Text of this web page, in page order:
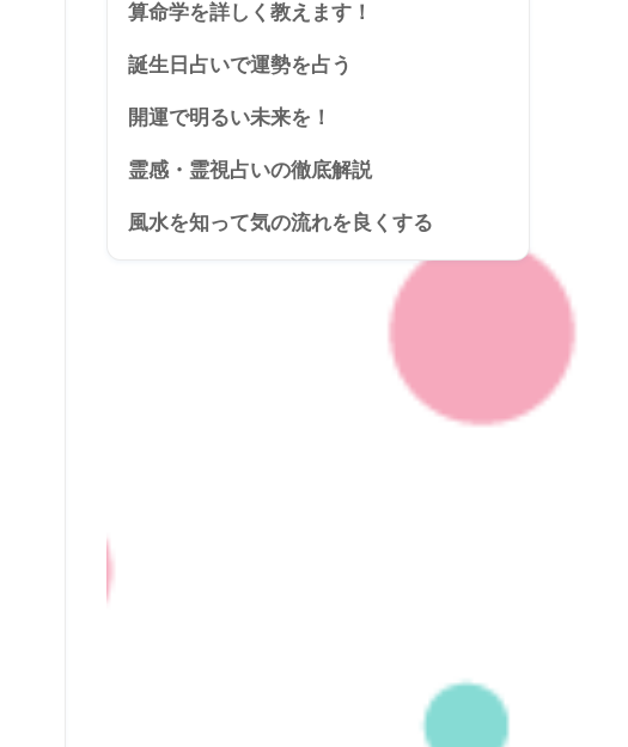
算命学を詳しく教えます！
誕生日占いで運勢を占う
開運で明るい未来を！
霊感・霊視占いの徹底解説
風水を知って気の流れを良くする